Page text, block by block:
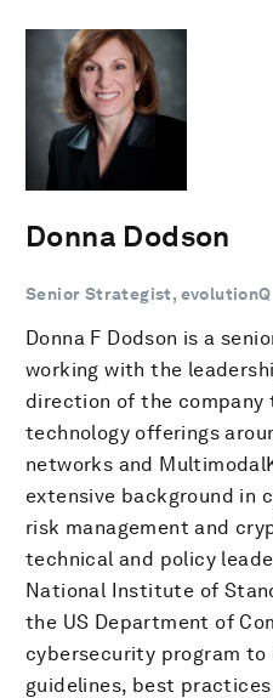
Donna Dodson
Senior Strategist, evolutionQ
Donna F Dodson is a
working with the
direction of the company
technology offerings
networks and
extensive background in
risk management and
technical and policy
National Institute of
the US Department of
cybersecurity program to
guidelines, best